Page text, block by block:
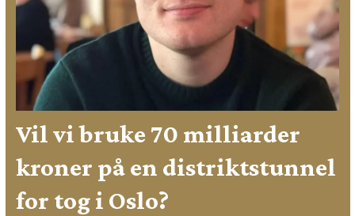
Vil vi bruke 70 milliarder
kroner på en distriktstunnel
for tog i Oslo?